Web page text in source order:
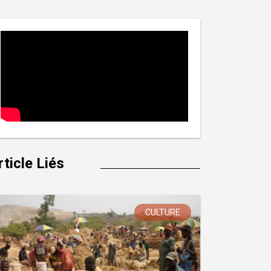
Liés
CULTURE